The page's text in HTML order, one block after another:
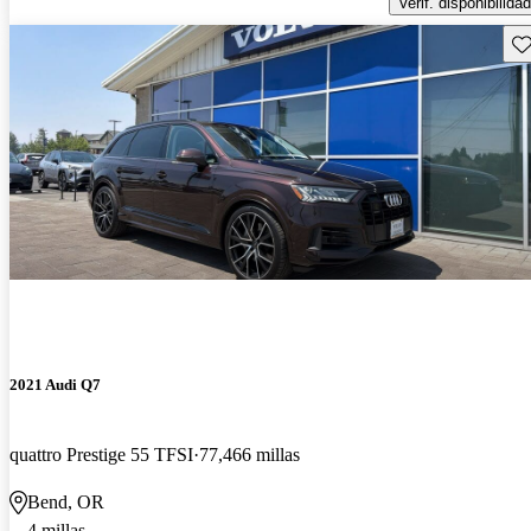
2021 Audi Q7
quattro Prestige 55 TFSI 77,466 millas
Bend, OR